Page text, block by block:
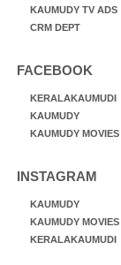
KAUMUDY TV ADS
CRM DEPT
FACEBOOK
KERALAKAUMUDI
KAUMUDY
KAUMUDY MOVIES
INSTAGRAM
KAUMUDY
KAUMUDY MOVIES
KERALAKAUMUDI